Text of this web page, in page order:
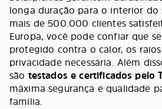
longa duração para o interior do
mais de 500.000 clientes
Europa, você pode confiar que
protegido contra o calor, os
privacidade necessária. Além
são testados e certificados pelo
máxima segurança e qualidade
família.